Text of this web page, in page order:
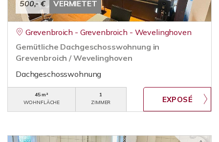
500,- € VERMIETET
Grevenbroich - Grevenbroich - Wevelinghoven
Gemütliche Dachgeschosswohnung in
Grevenbroich / Wevelinghoven
Dachgeschosswohnung
45 m²
WOHNFLÄCHE
1
ZIMMER